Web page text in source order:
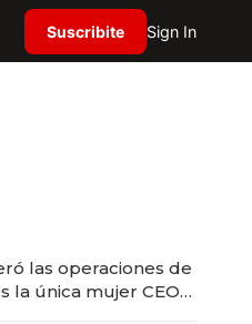
Suscribite Sign In
las operaciones de
la única mujer CEO